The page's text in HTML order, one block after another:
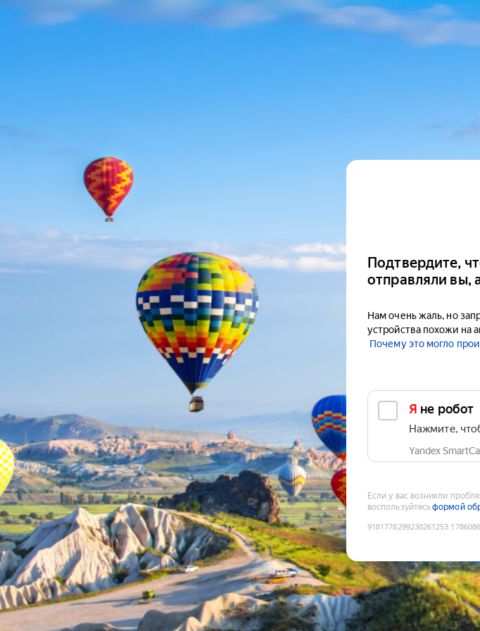
Подтвердите,
отправляли вы,
Нам очень жаль, но
устройства похожи на
Почему это могло
Я не робот
Нажмите,
Yandex
Если у вас возникли
воспользуйтесьформой
9181778299230261253: